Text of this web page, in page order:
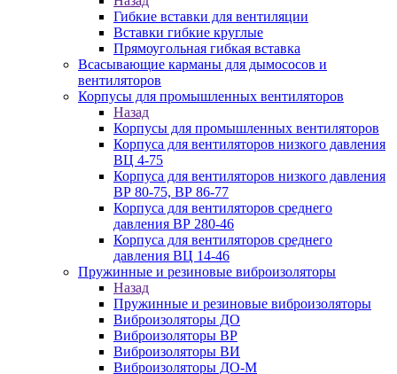
Гибкие вставки для вентиляции
Вставки гибкие круглые
Прямоугольная гибкая вставка
Всасывающие карманы для дымососов и
вентиляторов
Корпусы для промышленных вентиляторов
Назад
Корпусы для промышленных вентиляторов
Корпуса для вентиляторов низкого давления
ВЦ 4-75
Корпуса для вентиляторов низкого давления
ВР 80-75, ВР 86-77
Корпуса для вентиляторов среднего
давления ВР 280-46
Корпуса для вентиляторов среднего
давления ВЦ 14-46
Пружинные и резиновые виброизоляторы
Назад
Пружинные и резиновые виброизоляторы
Виброизоляторы ДО
Виброизоляторы ВР
Виброизоляторы ВИ
Виброизоляторы ДО-М